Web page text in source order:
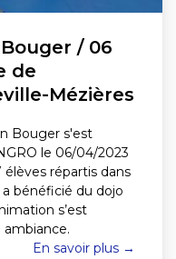
/ 06
de
Mézières
Bouger s'est
le 06/04/2023
élèves répartis dans
bénéficié du dojo
s’est
En savoir plus →